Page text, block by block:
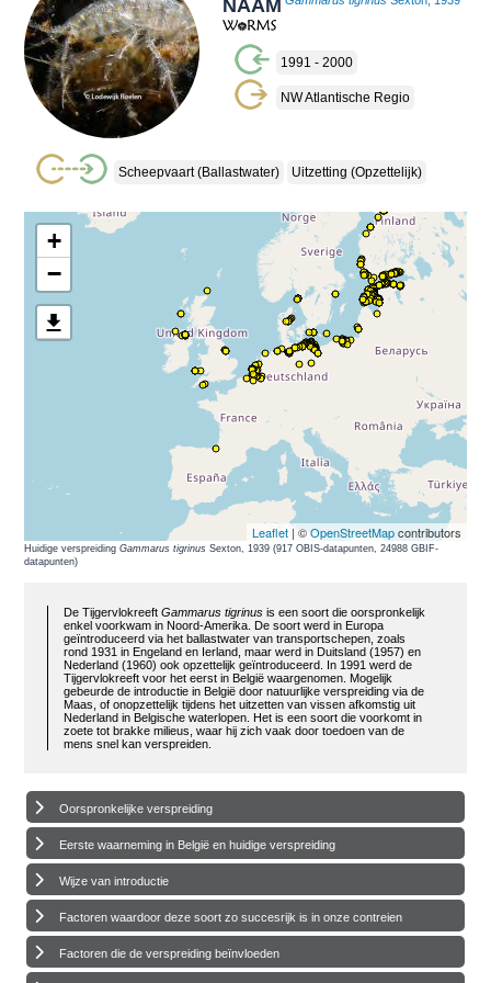
NAAM
1991 - 2000
NW Atlantische Regio
Scheepvaart (ballastwater) Uitzetting (opzettelijk)
+
−
Leaflet| ©OpenStreetMapcontributors
Huidige verspreidingGammarus tigrinus Sexton, 1939 (917 OBIS-datapunten, 24988 GBIF-
datapunten)
De TijgervlokreeftGammarus tigrinus is een soort die oorspronkelijk
enkel voorkwam in Noord-Amerika. De soort werd in Europa
geïntroduceerd via het ballastwater van transportschepen, zoals
rond 1931 in Engeland en Ierland, maar werd in Duitsland (1957) en
Nederland (1960) ook opzettelijk geïntroduceerd. In 1991 werd de
Tijgervlokreeft voor het eerst in België waargenomen. Mogelijk
gebeurde de introductie in België door natuurlijke verspreiding via de
Maas, of onopzettelijk tijdens het uitzetten van vissen afkomstig uit
Nederland in Belgische waterlopen. Het is een soort die voorkomt in
zoete tot brakke milieus, waar hij zich vaak door toedoen van de
mens snel kan verspreiden.
Oorspronkelijke verspreiding
Eerste waarneming in België en huidige verspreiding
Wijze van introductie
Factoren waardoor deze soort zo succesrijk is in onze contreien
Factoren die de verspreiding beïnvloeden